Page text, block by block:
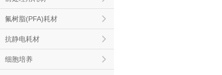
氟树脂(PFA)耗材
抗静电耗材
细胞培养